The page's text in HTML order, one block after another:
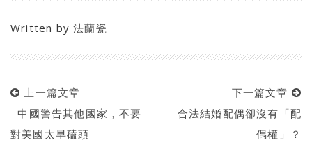
Written by法蘭瓷
上一篇文章
中國警告其他國家，不要
對美國太早磕頭
下一篇文章
合法結婚配偶卻沒有「配
偶權」？